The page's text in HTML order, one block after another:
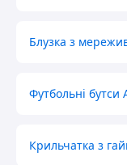
Блузка з
Футбольні бутси
Крильчатка з